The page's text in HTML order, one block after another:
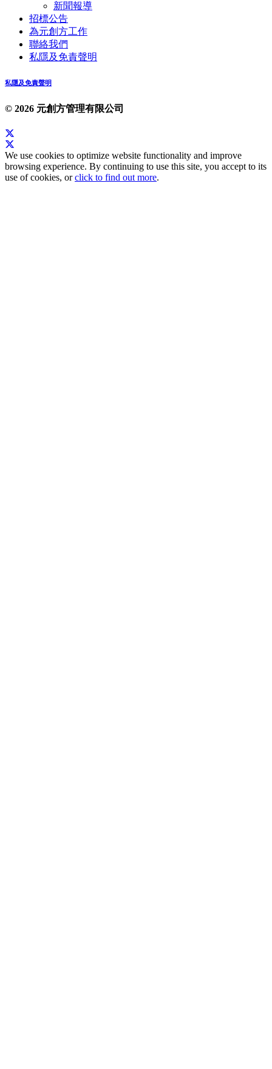
新聞報導
招標公告
為元創方工作
聯絡我們
私隱及免責聲明
私隱及免責聲明
© 2026 元創方管理有限公司
We use cookies to optimize website functionality and improve
browsing experience. By continuing to use this site, you accept to its
use of cookies, orclick to find out more.